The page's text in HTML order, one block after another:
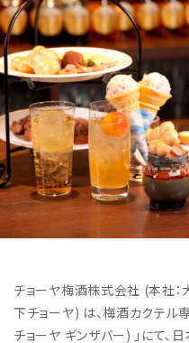
チョーヤ梅酒株式会社 (本社：
下チョーヤ) は、梅酒カクテ
チョーヤ ギンザバー) 」にて、日